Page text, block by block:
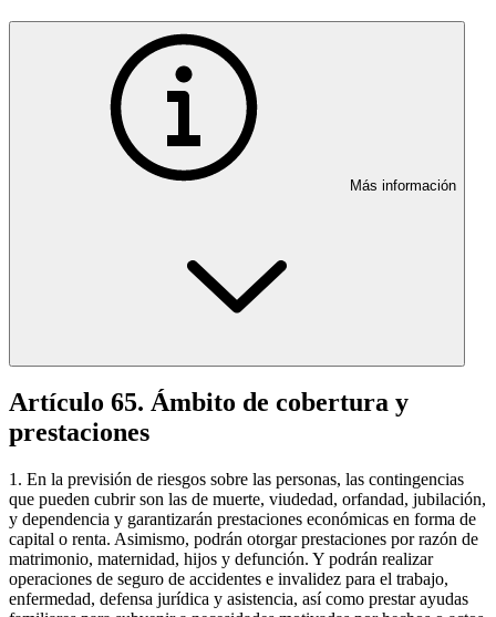
Más información
Artículo 65. Ámbito de cobertura y
prestaciones
1. En la previsión de riesgos sobre las personas, las contingencias
que pueden cubrir son las de muerte, viudedad, orfandad, jubilación,
y dependencia y garantizarán prestaciones económicas en forma de
capital o renta. Asimismo, podrán otorgar prestaciones por razón de
matrimonio, maternidad, hijos y defunción. Y podrán realizar
operaciones de seguro de accidentes e invalidez para el trabajo,
enfermedad, defensa jurídica y asistencia, así como prestar ayudas